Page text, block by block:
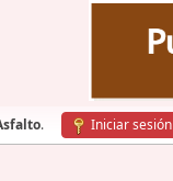
. Iniciar sesión